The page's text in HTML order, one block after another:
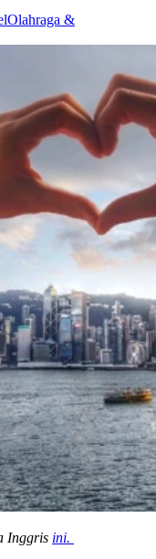
Olahraga &
Inggris ini.